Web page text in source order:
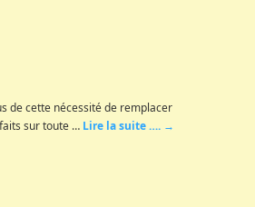
de cette nécessité de remplacer
sur toute … Lire la suite …. →